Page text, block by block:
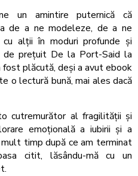
un amintire puternică că
de a ne modeleze, de a ne
alții în moduri profunde și
de prețuit De la Port-Said la
plăcută, deși a avut ebook
o lectură bună, mai ales dacă
cutremurător al fragilității și
emoțională a iubirii și a
mult timp după ce am terminat
citit, lăsându-mă cu un